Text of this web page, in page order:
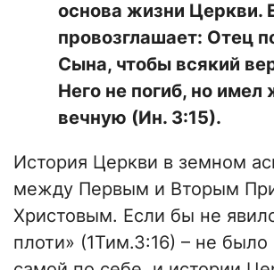
основа жизни Церкви.
провозглашает: Отец
Сына, чтобы всякий
Него не погиб, но имел
вечную (Ин. 3:15).
История Церкви в земном
между Первым и Вторым
Христовым. Если бы не
плоти» (1Тим.3:16) – не